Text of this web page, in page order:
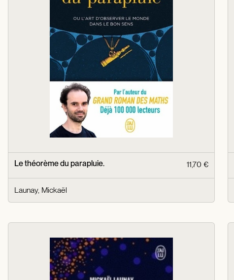
Le théorème du parapluie. 11,70 €
Launay, Mickaël